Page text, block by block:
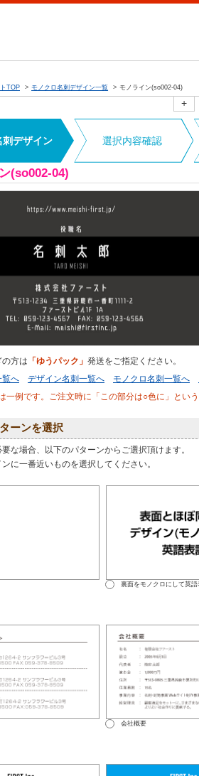
TOP モノクロ名刺デザイン一覧 モノライン(so002-04)
+
刺デザイン 選択内容確認
(so002-04)
方は 「ゆうパック」 発送をご指定ください。
覧へ
デザイン名刺一覧へ モノクロ名刺一覧へ
一例です。ご注文時に「この部分は○色に」という
ーンを選択
な場合、以下のパターンからご選択頂けます。
に一番近いものを選択してください。
裏面をモノクロにして英語
会社概要